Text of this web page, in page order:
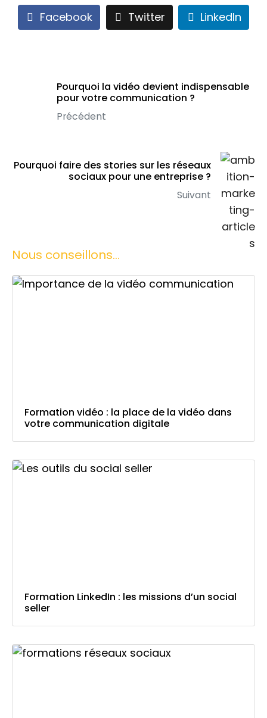
Facebook Twitter LinkedIn
Pourquoi la vidéo devient indispensable
pour votre communication ?
Précédent
Pourquoi faire des stories sur les réseaux
sociaux pour une entreprise ?
Suivant
Nous conseillons...
Formation vidéo : la place de la vidéo dans
votre communication digitale
Formation LinkedIn : les missions d’un social
seller